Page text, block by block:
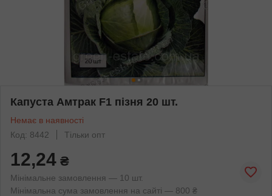
Капуста Амтрак F1 пізня 20 шт.
Немає в наявності
Код: 8442
Тільки опт
12,24 ₴
Мінімальне замовлення — 10 шт.
Мінімальна сума замовлення на сайті — 800 ₴